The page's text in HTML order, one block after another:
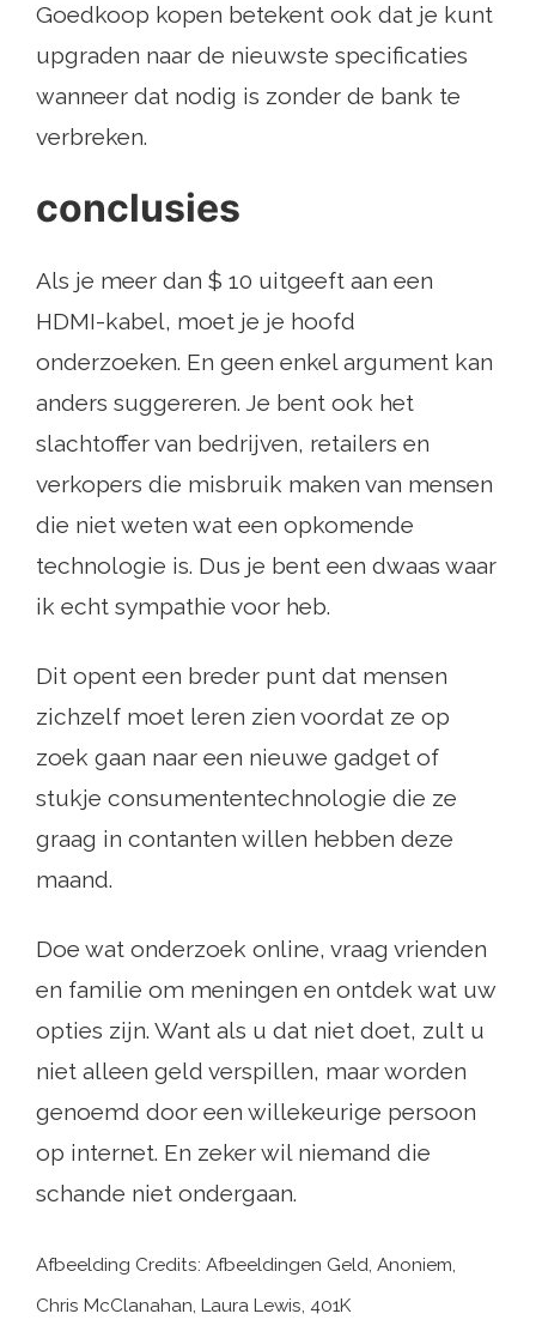
Goedkoop kopen betekent ook dat je kunt
upgraden naar de nieuwste specificaties
wanneer dat nodig is zonder de bank te
verbreken.
conclusies
Als je meer dan $ 10 uitgeeft aan een
HDMI-kabel, moet je je hoofd
onderzoeken. En geen enkel argument kan
anders suggereren. Je bent ook het
slachtoffer van bedrijven, retailers en
verkopers die misbruik maken van mensen
die niet weten wat een opkomende
technologie is. Dus je bent een dwaas waar
ik echt sympathie voor heb.
Dit opent een breder punt dat mensen
zichzelf moet leren zien voordat ze op
zoek gaan naar een nieuwe gadget of
stukje consumententechnologie die ze
graag in contanten willen hebben deze
maand.
Doe wat onderzoek online, vraag vrienden
en familie om meningen en ontdek wat uw
opties zijn. Want als u dat niet doet, zult u
niet alleen geld verspillen, maar worden
genoemd door een willekeurige persoon
op internet. En zeker wil niemand die
schande niet ondergaan.
Afbeelding Credits: Afbeeldingen Geld, Anoniem,
Chris McClanahan, Laura Lewis, 401K